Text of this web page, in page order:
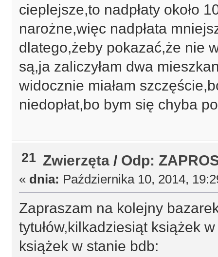
cieplejsze,to nadpłaty około
narożne,więc nadpłata
dlatego,żeby pokazać,że nie
są,ja zaliczyłam dwa
widocznie miałam
niedopłat,bo bym się chyba
21 Zwierzęta / Odp:
« dnia: Października 10, 2014,
Zapraszam na kolejny
tytułów,kilkadziesiąt książek
książek w stanie bdb: